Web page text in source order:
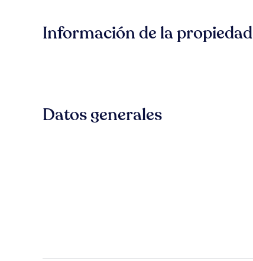
Información de la propiedad
Datos generales